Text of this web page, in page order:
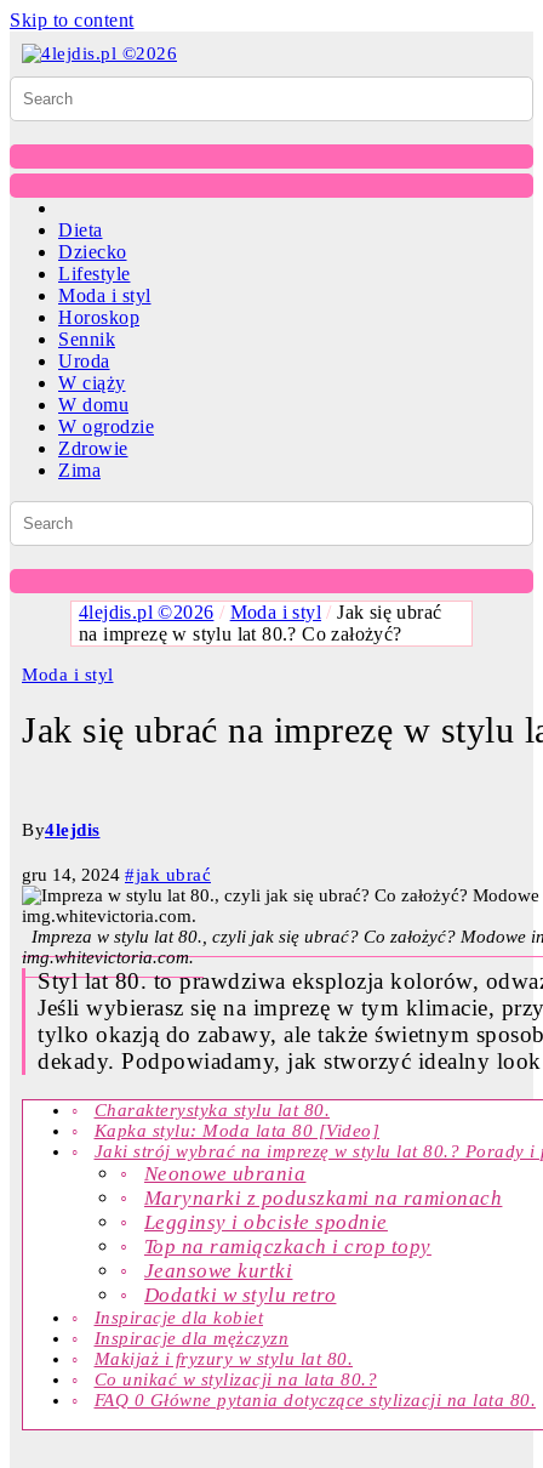
Skip to content
Dieta
Dziecko
Lifestyle
Moda i styl
Horoskop
Sennik
Uroda
W ciąży
W domu
W ogrodzie
Zdrowie
Zima
4lejdis.pl ©2026 / Moda i styl /Jak się ubrać
na imprezę w stylu lat 80.? Co założyć?
Moda i styl
Jak się ubrać na imprezę w stylu
By4lejdis
gru 14, 2024 #jak ubrać
Impreza w stylu lat 80., czyli jak się ubrać? Co założyć?
img.whitevictoria.com.
Styl lat 80. to prawdziwa eksplozja kolorów,
Jeśli wybierasz się na imprezę w tym klimacie,
tylko okazją do zabawy, ale także świetnym
dekady. Podpowiadamy, jak stworzyć idealny
Charakterystyka stylu lat 80.
Kapka stylu: Moda lata 80 [Video]
Jaki strój wybrać na imprezę w stylu lat 80.? Porady i
Neonowe ubrania
Marynarki z poduszkami na ramionach
Legginsy i obcisłe spodnie
Top na ramiączkach i crop topy
Jeansowe kurtki
Dodatki w stylu retro
Inspiracje dla kobiet
Inspiracje dla mężczyzn
Makijaż i fryzury w stylu lat 80.
Co unikać w stylizacji na lata 80.?
FAQ 0 Główne pytania dotyczące stylizacji na lata 80.